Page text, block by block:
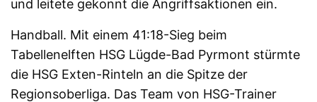
und leitete gekonnt die Angriffsaktionen ein.
Handball. Mit einem 41:18-Sieg beim
Tabellenelften HSG Lügde-Bad Pyrmont stürmte
die HSG Exten-Rinteln an die Spitze der
Regionsoberliga. Das Team von HSG-Trainer